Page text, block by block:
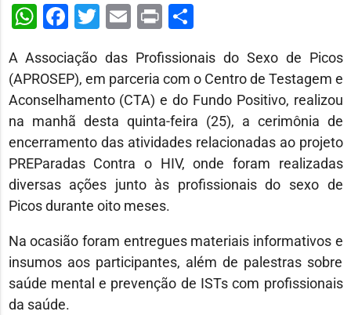
WhatsApp
Facebook
Twitter
Email
PrintShare
A Associação das Profissionais do Sexo de Picos
(APROSEP), em parceria com o Centro de Testagem e
Aconselhamento (CTA) e do Fundo Positivo, realizou
na manhã desta quinta-feira (25), a cerimônia de
encerramento das atividades relacionadas ao projeto
PREParadas Contra o HIV, onde foram realizadas
diversas ações junto às profissionais do sexo de
Picos durante oito meses.
Na ocasião foram entregues materiais informativos e
insumos aos participantes, além de palestras sobre
saúde mental e prevenção de ISTs com profissionais
da saúde.